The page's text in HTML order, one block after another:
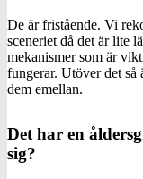
De är fristående. Vi
sceneriet då det är lite
mekanismer som är
fungerar. Utöver det
dem emellan.
Det har en
sig?